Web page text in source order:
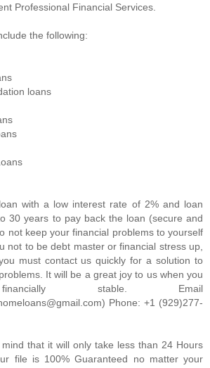
Professional Financial Services.
the following:
loans
with a low interest rate of 2% and loan
30 years to pay back the loan (secure and
not keep your financial problems to yourself
not to be debt master or financial stress up,
must contact us quickly for a solution to
It will be a great joy to us when you
stable. Email
Phone: +1 (929)277-
mind that it will only take less than 24 Hours
file is 100% Guaranteed no matter your